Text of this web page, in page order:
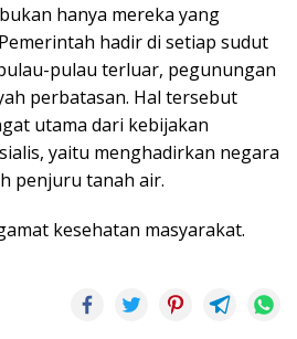
hanya mereka yang
hadir di setiap sudut
pulau terluar, pegunungan
perbatasan. Hal tersebut
utama dari kebijakan
yaitu menghadirkan negara
penjuru tanah air.
kesehatan masyarakat.